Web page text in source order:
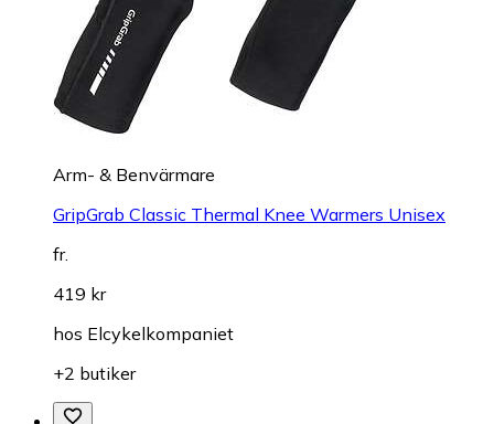
Arm- & Benvärmare
GripGrab Classic Thermal Knee Warmers Unisex
fr.
419 kr
hos Elcykelkompaniet
+2 butiker